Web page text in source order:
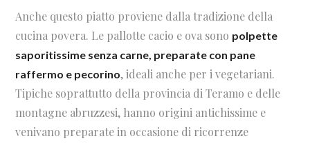
Anche questo piatto proviene dalla tradizione della
cucina povera. Le pallotte cacio e ova sono polpette
saporitissime senza carne, preparate con pane
raffermo e pecorino, ideali anche per i vegetariani.
Tipiche soprattutto della provincia di Teramo e delle
montagne abruzzesi, hanno origini antichissime e
venivano preparate in occasione di ricorrenze